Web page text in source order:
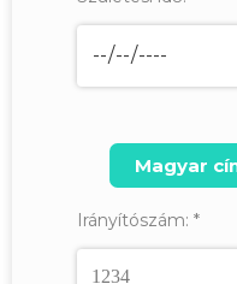
Magyar
Irányítószám: *